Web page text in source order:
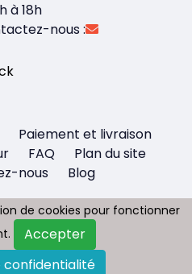
à 18h
nous :
Paiement et livraison
FAQ
Plan du site
nous
Blog
Tous droit réservés
de cookies pour fonctionner
Accepter
confidentialité
de cookies pour fonctionner
Accepter
confidentialité